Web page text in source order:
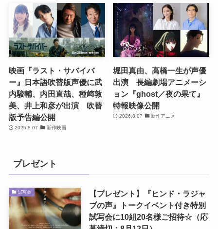
映画『ラスト・サバイバ
ー』日本語吹替版声優に武
内駿輔、内田直哉、種﨑敦
美、井上和彦が出演 吹替
版予告編公開
2026.8.07 新作映画
堀田真由、高橋一生が声優
出演 長編劇場アニメーシ
ョン『ghost／夜の果て』
特報映像公開
2026.8.07 新作アニメ
プレゼント
試写会
【プレゼント】『ヒンド・ラジャ
ブの声』トークイベント付き特別
試写会に10組20名様ご招待☆（応